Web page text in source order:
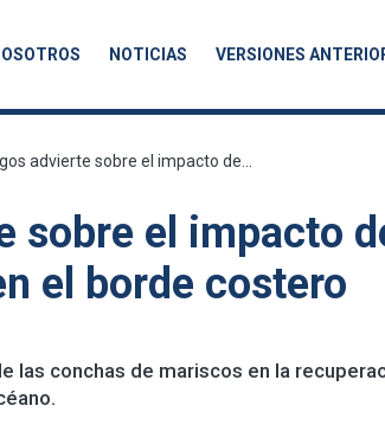
NOTICIAS VERSIONES
advierte sobre el impacto de...
sobre el impacto
el borde costero
las conchas de mariscos en la